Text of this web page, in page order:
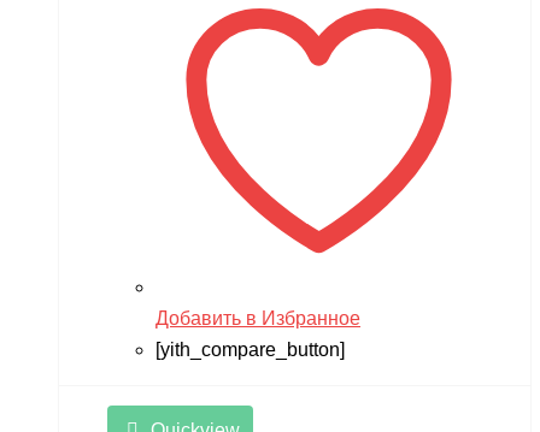
Добавить в Избранное
[yith_compare_button]